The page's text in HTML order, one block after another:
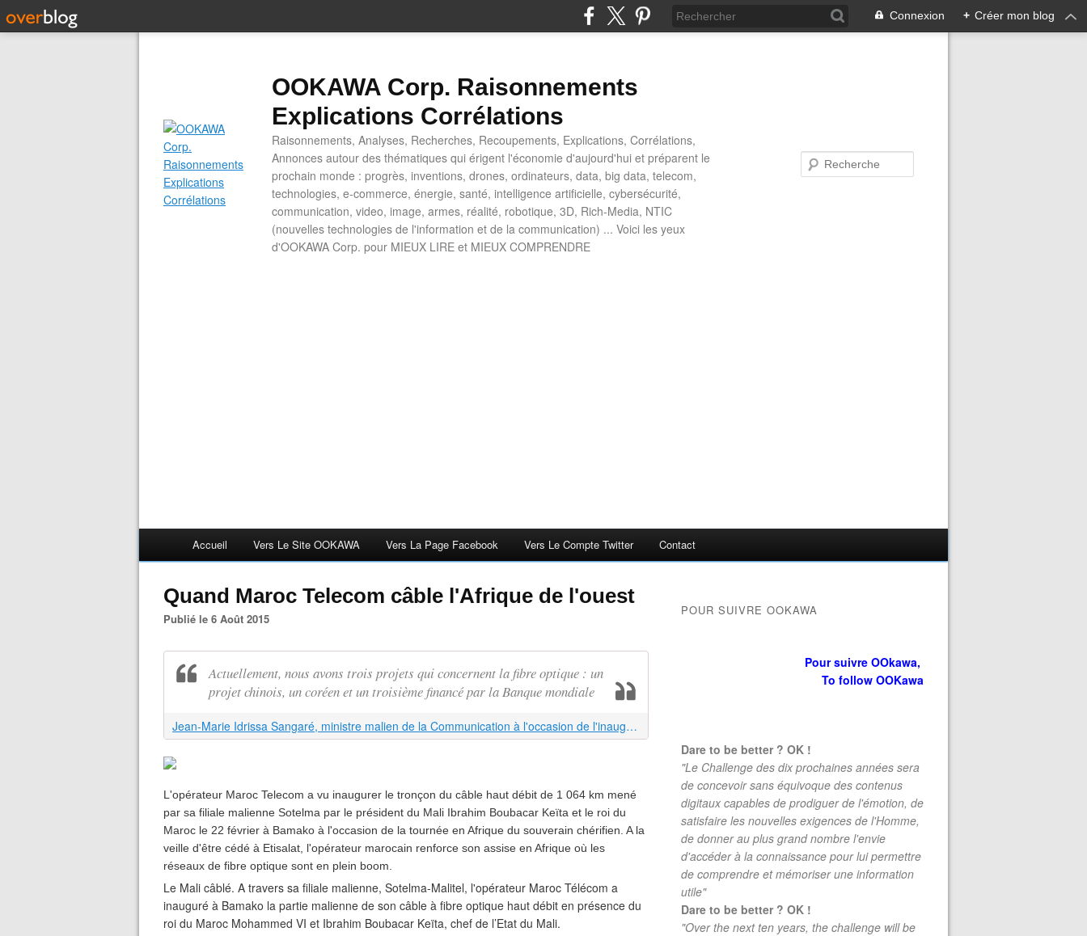
Connexion + Créer mon blog
OOKAWA Corp. Raisonnements
Explications Corrélations
Raisonnements, Analyses, Recherches, Recoupements, Explications, Corrélations,
Annonces autour des thématiques qui érigent l'économie d'aujourd'hui et préparent le
prochain monde : progrès, inventions, drones, ordinateurs, data, big data, telecom,
technologies, e-commerce, énergie, santé, intelligence artificielle, cybersécurité,
communication, video, image, armes, réalité, robotique, 3D, Rich-Media, NTIC
(nouvelles technologies de l'information et de la communication) ... Voici les yeux
d'OOKAWA Corp. pour MIEUX LIRE et MIEUX COMPRENDRE
Accueil Vers Le Site OOKAWA Vers La Page Facebook Vers Le Compte Twitter Contact
Quand Maroc Telecom câble l'Afrique de l'ouest
Publié le 6 Août 2015
Actuellement, nous avons trois projets qui concernent la fibre optique : un
projet chinois, un coréen et un troisième financé par la Banque mondiale
Jean-Marie Idrissa Sangaré, ministre malien de la Communication à l'occasion de l'inauguration du cable de Maroc Télécom/Sotelma
L'opérateur Maroc Telecom a vu inaugurer le tronçon du câble haut débit de 1 064 km mené
par sa filiale malienne Sotelma par le président du Mali Ibrahim Boubacar Keïta et le roi du
Maroc le 22 février à Bamako à l'occasion de la tournée en Afrique du souverain chérifien. A la
veille d'être cédé à Etisalat, l'opérateur marocain renforce son assise en Afrique où les
réseaux de fibre optique sont en plein boom.
Le Mali câblé. A travers sa filiale malienne, Sotelma-Malitel, l'opérateur Maroc Télécom a
inauguré à Bamako la partie malienne de son câble à fibre optique haut débit en présence du
roi du Maroc Mohammed VI et Ibrahim Boubacar Keïta, chef de l’Etat du Mali.
POUR SUIVRE OOKAWA
Pour suivre OOkawa,
To follow OOKawa
Dare to be better ? OK !
"Le Challenge des dix prochaines années sera
de concevoir sans équivoque des contenus
digitaux capables de prodiguer de l'émotion, de
satisfaire les nouvelles exigences de l'Homme,
de donner au plus grand nombre l'envie
d'accéder à la connaissance pour lui permettre
de comprendre et mémoriser une information
utile"
Dare to be better ? OK !
"Over the next ten years, the challenge will be